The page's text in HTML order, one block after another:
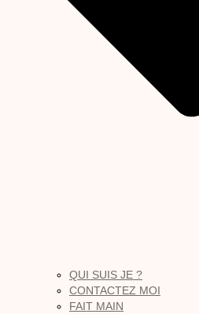
QUI SUIS JE ?
CONTACTEZ MOI
FAIT MAIN